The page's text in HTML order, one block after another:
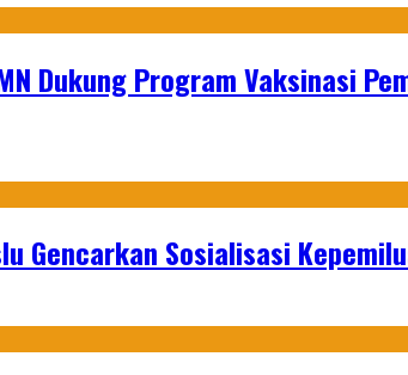
Dukung Program Vaksinasi
Gencarkan Sosialisasi